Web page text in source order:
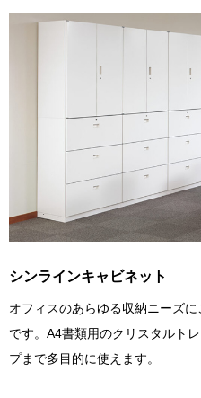
シンラインキャビネット
オフィスのあらゆる収納ニーズ
です。A4書類用のクリスタルト
プまで多目的に使えます。